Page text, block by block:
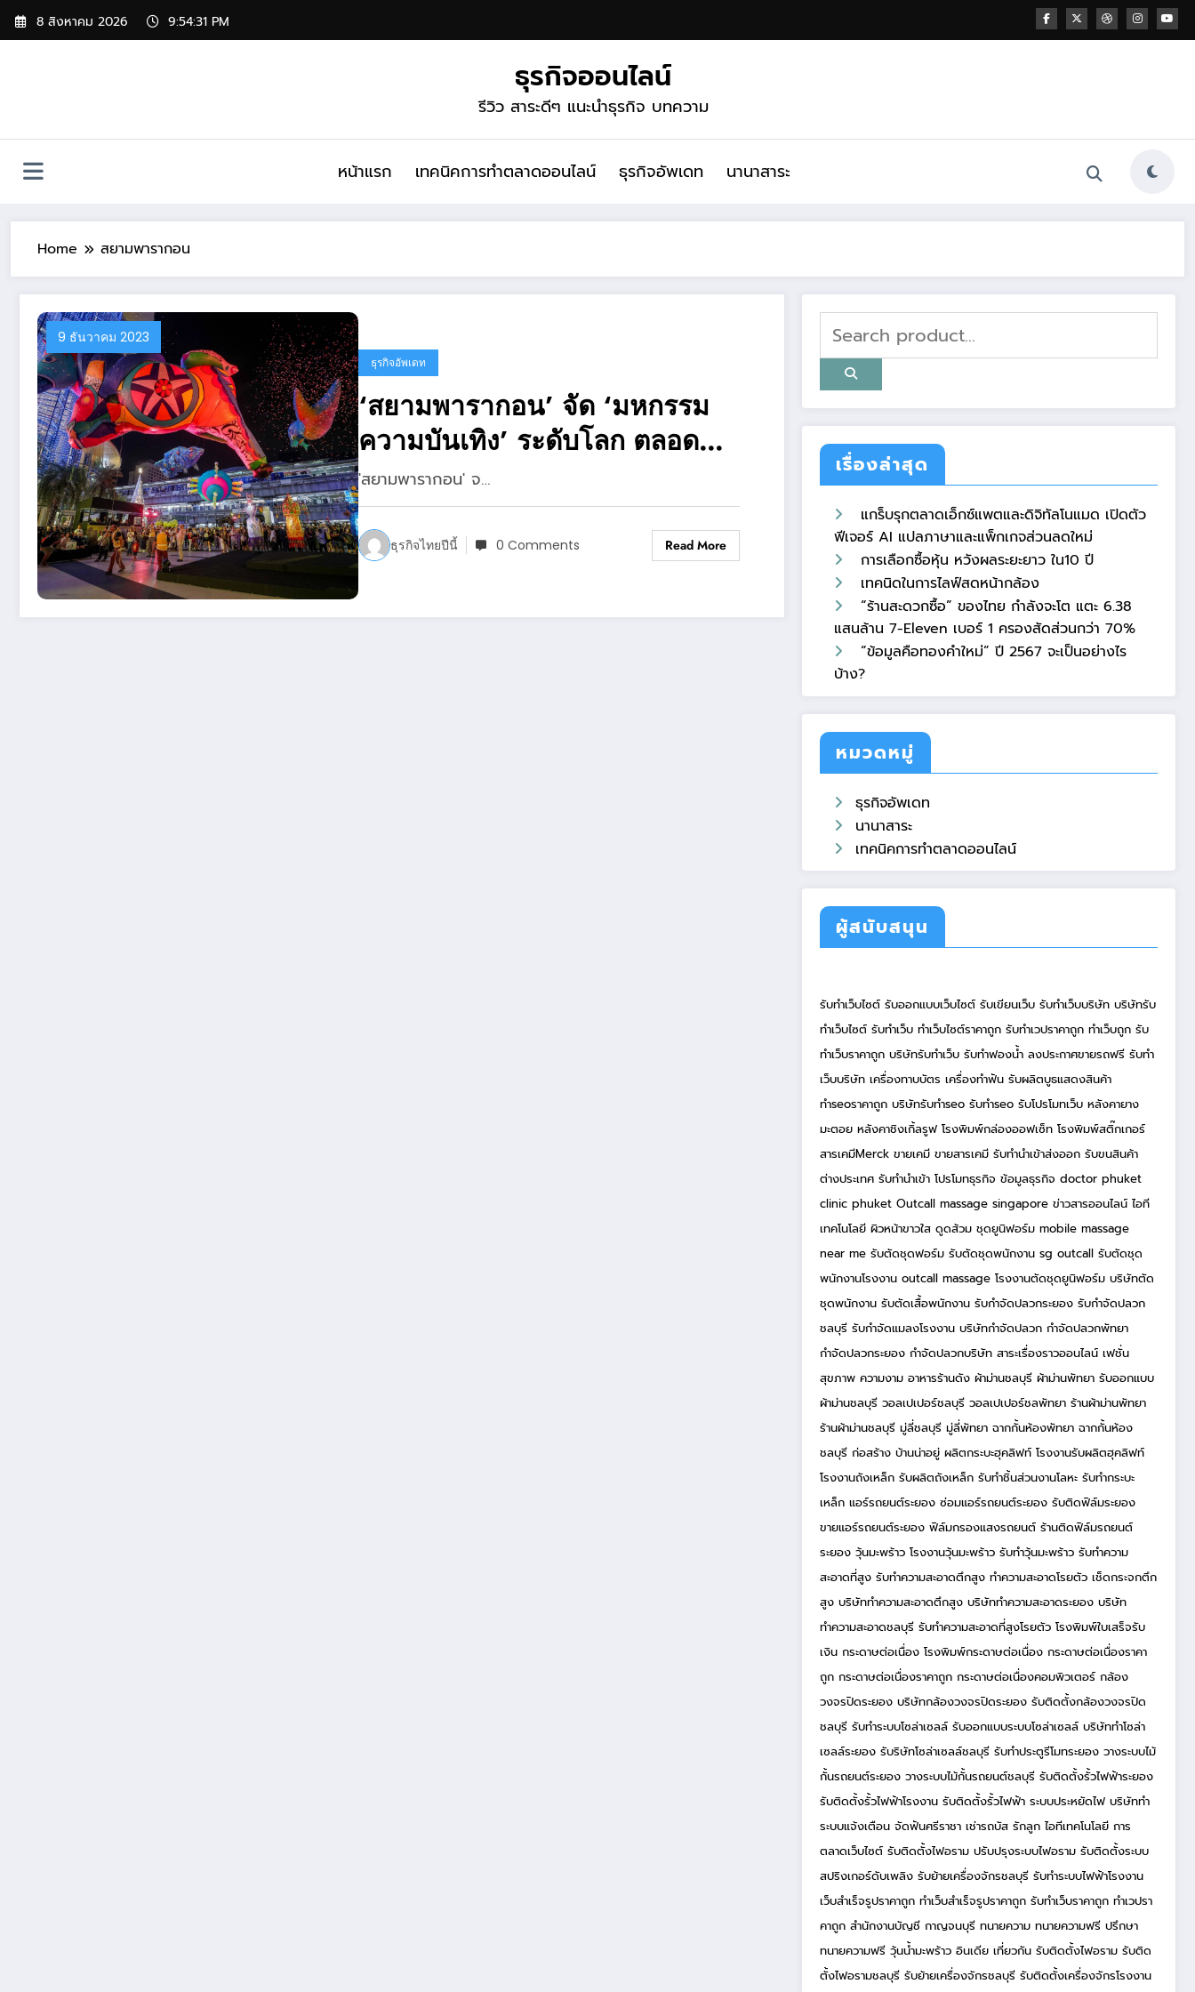
Skip
8 สิงหาคม 2026 9:54:31 PM
ธุรกิจออนไลน์
รีวิว สาระดีๆ แนะนำธุรกิจ บทความ
หน้าแรก เทคนิคการทำตลาดออนไลน์ ธุรกิจอัพเดท นานาสาระ
Home สยามพารากอน
9 ธันวาคม 2023
ธุรกิจอัพเดท
‘สยามพารากอน’ จัด ‘มหกรรม
ความบันเทิง’ ระดับโลก ตลอด
เดือนธันวาคม
'สยามพารากอน' จ…
ธุรกิจไทยปีนี้ 0 Comments Read More
เรื่องล่าสุด
แกร็บรุกตลาดเอ็กซ์แพตและดิจิทัลโนแมด เปิดตัว
ฟีเจอร์ AI แปลภาษาและแพ็กเกจส่วนลดใหม่
การเลือกซื้อหุ้น หวังผลระยะยาว ใน10 ปี
เทคนิดในการไลฟ์สดหน้ากล้อง
“ร้านสะดวกซื้อ” ของไทย กำลังจะโต แตะ 6.38
แสนล้าน 7-Eleven เบอร์ 1 ครองสัดส่วนกว่า 70%
“ข้อมูลคือทองคำใหม่” ปี 2567 จะเป็นอย่างไร
บ้าง?
หมวดหมู่
ธุรกิจอัพเดท
นานาสาระ
เทคนิคการทำตลาดออนไลน์
ผู้สนับสนุน
รับทำเว็บไซต์ รับออกแบบเว็บไซต์รับเขียนเว็บ รับทำเว็บบริษัท บริษัทรับ
ทำเว็บไซต์รับทำเว็บ ทำเว็บไซต์ราคาถูก รับทำเวปราคาถูก ทำเว็บถูก รับ
ทำเว็บราคาถูก บริษัทรับทำเว็บ รับทำฟองน้ำ ลงประกาศขายรถฟรี รับทำ
เว็บบริษัท เครื่องทาบบัตร เครื่องทำฟัน รับผลิตบูธแสดงสินค้า
ทำseoราคาถูก บริษัทรับทำseo รับทำseo รับโปรโมทเว็บ หลังคายาง
มะตอย หลังคาชิงเกิ้ลรูฟ โรงพิมพ์กล่องออฟเซ็ท โรงพิมพ์สติ๊กเกอร์
สารเคมีMerck ขายเคมี ขายสารเคมี รับทำนำเข้าส่งออก รับขนสินค้า
ต่างประเทศ รับทำนำเข้า โปรโมทธุรกิจ ข้อมูลธุรกิจ doctor phuket
clinic phuket Outcall massage singapore ข่าวสารออนไลน์ ไอที
เทคโนโลยี ผิวหน้าขาวใส ดูดส้วม ชุดยูนิฟอร์ม mobile massage
near me รับตัดชุดฟอร์ม รับตัดชุดพนักงาน sg outcall รับตัดชุด
พนักงานโรงงาน outcall massage โรงงานตัดชุดยูนิฟอร์ม บริษัทตัด
ชุดพนักงาน รับตัดเสื้อพนักงาน รับกำจัดปลวกระยอง รับกำจัดปลวก
ชลบุรี รับกำจัดแมลงโรงงาน บริษัทกำจัดปลวก กำจัดปลวกพัทยา
กำจัดปลวกระยอง กำจัดปลวกบริษัท สาระเรื่องราวออนไลน์ เฟชั่น
สุขภาพ ความงาม อาหารร้านดัง ผ้าม่านชลบุรี ผ้าม่านพัทยา รับออกแบบ
ผ้าม่านชลบุรี วอลเปเปอร์ชลบุรี วอลเปเปอร์ชลพัทยา ร้านผ้าม่านพัทยา
ร้านผ้าม่านชลบุรี มู่ลี่ชลบุรี มู่ลี่พัทยา ฉากกั้นห้องพัทยา ฉากกั้นห้อง
ชลบุรี ก่อสร้าง บ้านน่าอยู่ ผลิตกระบะฮุคลิฟท์ โรงงานรับผลิตฮุคลิฟท์
โรงงานถังเหล็ก รับผลิตถังเหล็ก รับทำชิ้นส่วนงานโลหะ รับทำกระบะ
เหล็ก แอร์รถยนต์ระยอง ซ่อมแอร์รถยนต์ระยอง รับติดฟิล์มระยอง
ขายแอร์รถยนต์ระยอง ฟิล์มกรองแสงรถยนต์ ร้านติดฟิล์มรถยนต์
ระยอง วุ้นมะพร้าว โรงงานวุ้นมะพร้าว รับทำวุ้นมะพร้าว รับทำความ
สะอาดที่สูง รับทำความสะอาดตึกสูง ทำความสะอาดโรยตัว เช็ดกระจกตึก
สูง บริษัททำความสะอาดตึกสูง บริษัททำความสะอาดระยอง บริษัท
ทำความสะอาดชลบุรี รับทำความสะอาดที่สูงโรยตัว โรงพิมพ์ใบเสร็จรับ
เงิน กระดาษต่อเนื่อง โรงพิมพ์กระดาษต่อเนื่อง กระดาษต่อเนื่องราคา
ถูก กระดาษต่อเนื่องราคาถูก กระดาษต่อเนื่องคอมพิวเตอร์ กล้อง
วงจรปิดระยอง บริษัทกล้องวงจรปิดระยอง รับติดตั้งกล้องวงจรปิด
ชลบุรี รับทำระบบโซล่าเซลล์ รับออกแบบระบบโซล่าเซลล์ บริษัททำโซล่า
เซลล์ระยอง รับริษัทโซล่าเซลล์ชลบุรี รับทำประตูรีโมทระยอง วางระบบไม้
กั้นรถยนต์ระยอง วางระบบไม้กั้นรถยนต์ชลบุรี รับติดตั้งรั้วไฟฟ้าระยอง
รับติดตั้งรั้วไฟฟ้าโรงงาน รับติดตั้งรั้วไฟฟ้า ระบบประหยัดไฟ บริษัททำ
ระบบแจ้งเตือน จัดฟันศรีราชา เช่ารถบัส รักลูก ไอทีเทคโนโลยี การ
ตลาดเว็บไซต์ รับติดตั้งไฟอราม ปรับปรุงระบบไฟอราม รับติดตั้งระบบ
สปริงเกอร์ดับเพลิง รับย้ายเครื่องจักรชลบุรี รับทำระบบไฟฟ้าโรงงาน
เว็บสำเร็จรูปราคาถูก ทำเว็บสำเร็จรูปราคาถูก รับทำเว็บราคาถูก ทำเวปรา
คาถูก สำนักงานบัญชี กาญจนบุรี ทนายความ ทนายความฟรี ปรึกษา
ทนายความฟรี วุ้นน้ำมะพร้าวอินเดียเที่ยวกันรับติดตั้งไฟอรามรับติด
ตั้งไฟอรามชลบุรีรับย้ายเครื่องจักรชลบุรีรับติดตั้งเครื่องจักรโรงงาน